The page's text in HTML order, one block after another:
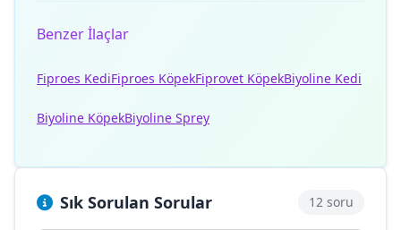
Benzer İlaçlar
Fiproes KediFiproes KöpekFiprovet KöpekBiyoline Kedi
Biyoline KöpekBiyoline Sprey
Sık Sorulan Sorular 12 soru